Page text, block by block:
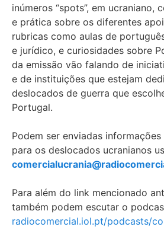
inúmeros “spots”, em ucraniano,
e prática sobre os diferentes
rubricas como aulas de
e jurídico, e curiosidades sobre
da emissão vão falando de
e de instituições que estejam
deslocados de guerra que
Portugal.
Podem ser enviadas
para os deslocados ucranianos
comercialucrania@
Para além do link mencionado
também podem escutar o
radiocomercial.iol.pt/podcasts/